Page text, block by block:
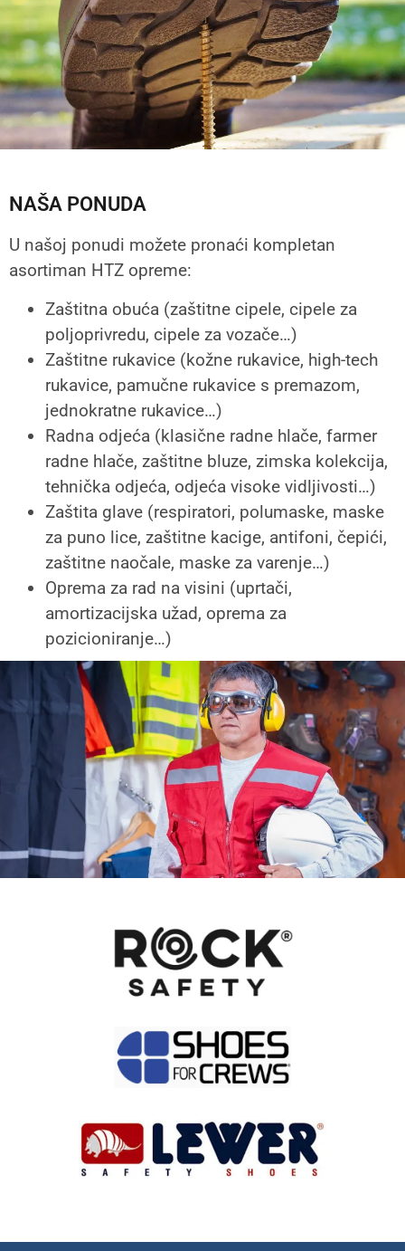
NAŠA PONUDA
U našoj ponudi možete pronaći kompletan
asortiman HTZ opreme:
Zaštitna obuća (zaštitne cipele, cipele za
poljoprivredu, cipele za vozače…)
Zaštitne rukavice (kožne rukavice, high-tech
rukavice, pamučne rukavice s premazom,
jednokratne rukavice…)
Radna odjeća (klasične radne hlače, farmer
radne hlače, zaštitne bluze, zimska kolekcija,
tehnička odjeća, odjeća visoke vidljivosti…)
Zaštita glave (respiratori, polumaske, maske
za puno lice, zaštitne kacige, antifoni, čepići,
zaštitne naočale, maske za varenje…)
Oprema za rad na visini (uprtači,
amortizacijska užad, oprema za
pozicioniranje…)